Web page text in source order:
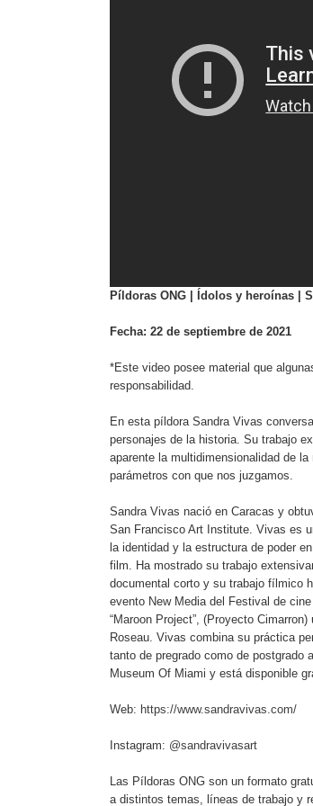
Píldoras ONG | Ídolos y heroínas |
Fecha: 22 de septiembre de 2021
*Este video posee material que
responsabilidad.
En esta píldora Sandra Vivas
personajes de la historia. Su trabajo
aparente la multidimensionalidad de
parámetros con que nos juzgamos.
Sandra Vivas nació en Caracas y
San Francisco Art Institute. Vivas es
la identidad y la estructura de poder
film. Ha mostrado su trabajo
documental corto y su trabajo fílmico
evento New Media del Festival de
“Maroon Project”, (Proyecto
Roseau. Vivas combina su práctica
tanto de pregrado como de postgrado
Museum Of Miami y está disponible
Web: https://www.sandravivas.com/
Instagram: @sandravivasart
Las Píldoras ONG son un formato
a distintos temas, líneas de trabajo y